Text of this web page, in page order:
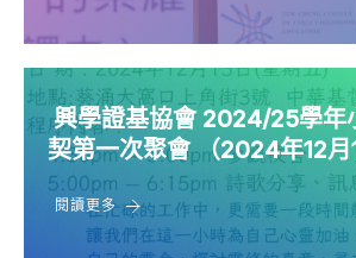
興學證基協會 2024/25學年
契第一次聚會 （2024年12月
閱讀更多